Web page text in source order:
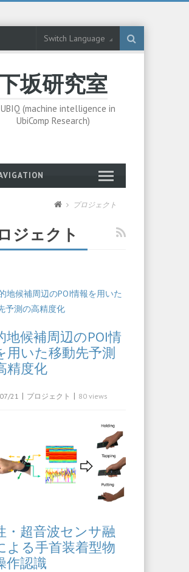
Switch Language
坂研究室
(machine intelligence in
UbiComp Research)
プロジェクト
ジェクト
地候補周辺のPOI情
用いた移動先予測
精度化
21 | プロジェクト | 80 views
・超音波センサ融
よる手首装着型物
作認識